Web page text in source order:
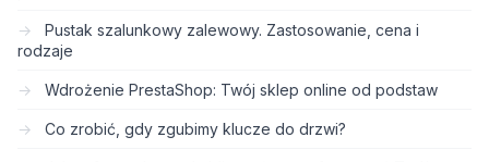
Pustak szalunkowy zalewowy. Zastosowanie, cena i
rodzaje
Wdrożenie PrestaShop: Twój sklep online od podstaw
Co zrobić, gdy zgubimy klucze do drzwi?